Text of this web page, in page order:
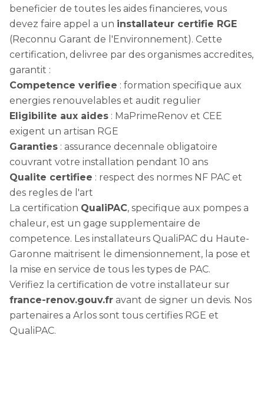
beneficier de toutes les aides financieres, vous
devez faire appel a un installateur certifie RGE
(Reconnu Garant de l'Environnement). Cette
certification, delivree par des organismes accredites,
garantit :
Competence verifiee : formation specifique aux
energies renouvelables et audit regulier
Eligibilite aux aides : MaPrimeRenov et CEE
exigent un artisan RGE
Garanties : assurance decennale obligatoire
couvrant votre installation pendant 10 ans
Qualite certifiee : respect des normes NF PAC et
des regles de l'art
La certification QualiPAC, specifique aux pompes a
chaleur, est un gage supplementaire de
competence. Les installateurs QualiPAC du Haute-
Garonne maitrisent le dimensionnement, la pose et
la mise en service de tous les types de PAC.
Verifiez la certification de votre installateur sur
france-renov.gouv.fr avant de signer un devis. Nos
partenaires a Arlos sont tous certifies RGE et
QualiPAC.